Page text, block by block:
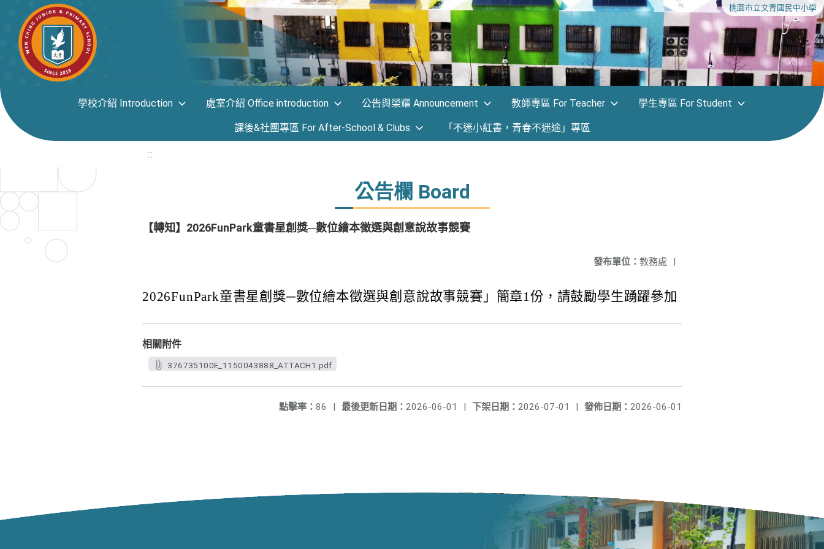
桃園市立文青國民中小學
學校介紹 Introduction 處室介紹 Office introduction 公告與榮耀 Announcement 教師專區 For Teacher 學生專區 For Student
課後&社團專區 For After-School & Clubs 「不迷小紅書，青春不迷途」專區
:::
公告欄 Board
【轉知】2026FunPark童書星創獎─數位繪本徵選與創意說故事競賽
發布單位： 教務處 |
2026FunPark童書星創獎─數位繪本徵選與創意說故事競賽」簡章1份，請鼓勵學生踴躍參加
相關附件
376735100E_1150043888_ATTACH1.pdf
發佈日期： 2026-06-01
下架日期： 2026-07-01 |
最後更新日期： 2026-06-01 |
點擊率： 86 |